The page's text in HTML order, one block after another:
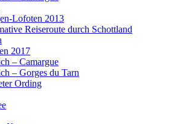
Lofoten 2013
Reiseroute durch Schottland
2017
– Camargue
– Gorges du Tarn
Ording